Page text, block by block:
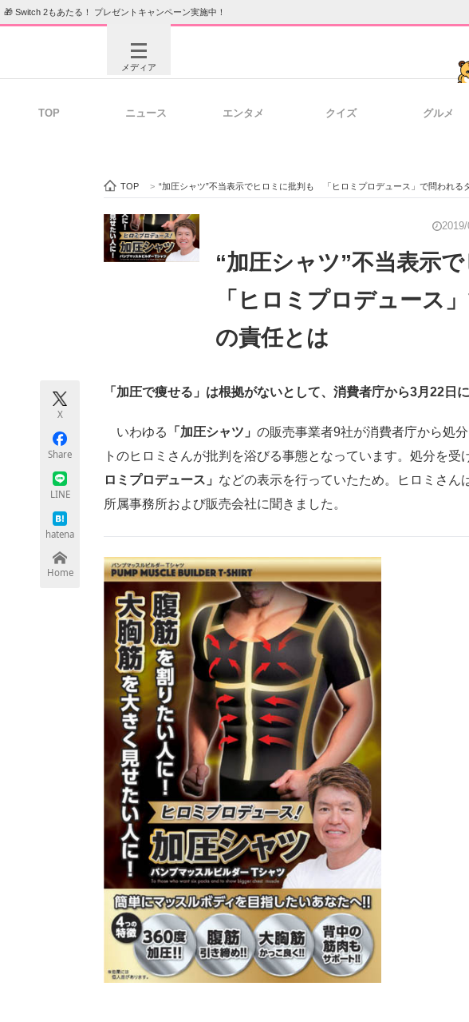
🎁 Switch 2もあたる！ プレゼントキャンペーン実施中！
メディア
ビジネスと働き方のヒント
ITエンジニア向け専門サイト 企業向けIT製品の総合サイト
TOP ニュース エンタメ クイズ グルメ
TOP > “加圧シャツ”不当表示でヒロミに批判も 「ヒロミプロデュース」で問われる
2019/
“加圧シャツ”不当表示
「ヒロミプロデュース
の責任とは
X
Share
LINE
hatena
Home
「加圧で痩せる」は根拠がないとして、消費者庁から3月22日
いわゆる 「加圧シャツ」 の販売事業者9社が消費者庁から処
トのヒロミさんが批判を浴びる事態となっています。処分を受
ロミプロデュース」 などの表示を行っていたため。ヒロミさん
所属事務所および販売会社に聞きました。